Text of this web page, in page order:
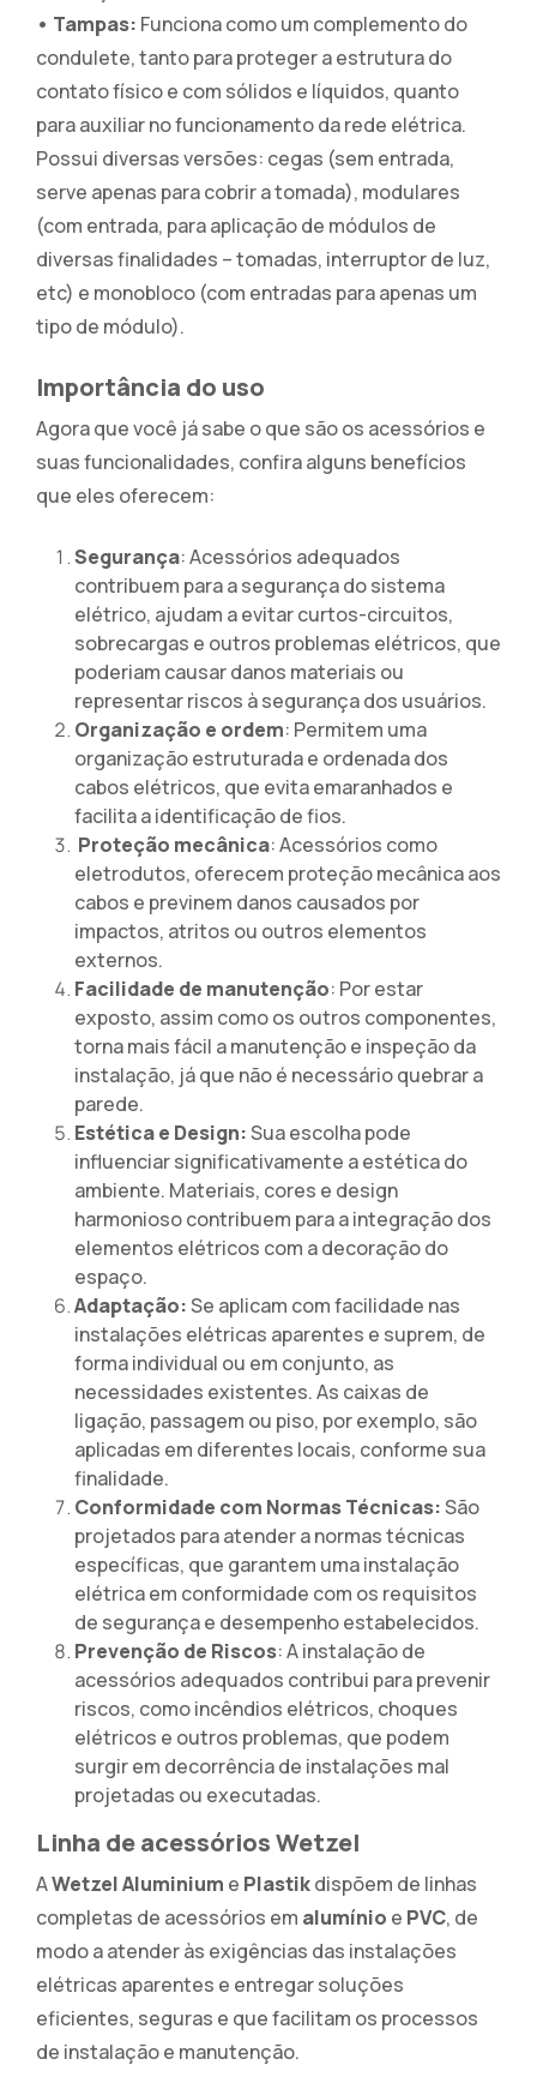
• Tampas: Funciona como um complemento do
condulete, tanto para proteger a estrutura do
contato físico e com sólidos e líquidos, quanto
para auxiliar no funcionamento da rede elétrica.
Possui diversas versões: cegas (sem entrada,
serve apenas para cobrir a tomada), modulares
(com entrada, para aplicação de módulos de
diversas finalidades – tomadas, interruptor de luz,
etc) e monobloco (com entradas para apenas um
tipo de módulo).
Importância do uso
Agora que você já sabe o que são os acessórios e
suas funcionalidades, confira alguns benefícios
que eles oferecem:
Segurança: Acessórios adequados
contribuem para a segurança do sistema
elétrico, ajudam a evitar curtos-circuitos,
sobrecargas e outros problemas elétricos, que
poderiam causar danos materiais ou
representar riscos à segurança dos usuários.
Organização e ordem: Permitem uma
organização estruturada e ordenada dos
cabos elétricos, que evita emaranhados e
facilita a identificação de fios.
Proteção mecânica: Acessórios como
eletrodutos, oferecem proteção mecânica aos
cabos e previnem danos causados por
impactos, atritos ou outros elementos
externos.
Facilidade de manutenção: Por estar
exposto, assim como os outros componentes,
torna mais fácil a manutenção e inspeção da
instalação, já que não é necessário quebrar a
parede.
Estética e Design:Sua escolha pode
influenciar significativamente a estética do
ambiente. Materiais, cores e design
harmonioso contribuem para a integração dos
elementos elétricos com a decoração do
espaço.
Adaptação:Se aplicam com facilidade nas
instalações elétricas aparentes e suprem, de
forma individual ou em conjunto, as
necessidades existentes. As caixas de
ligação, passagem ou piso, por exemplo, são
aplicadas em diferentes locais, conforme sua
finalidade.
Conformidade com Normas Técnicas:São
projetados para atender a normas técnicas
específicas, que garantem uma instalação
elétrica em conformidade com os requisitos
de segurança e desempenho estabelecidos.
Prevenção de Riscos: A instalação de
acessórios adequados contribui para prevenir
riscos, como incêndios elétricos, choques
elétricos e outros problemas, que podem
surgir em decorrência de instalações mal
projetadas ou executadas.
Linha de acessórios Wetzel
AWetzel Aluminium e Plastikdispõem de linhas
completas de acessórios em alumínio e PVC, de
modo a atender às exigências das instalações
elétricas aparentes e entregar soluções
eficientes, seguras e que facilitam os processos
de instalação e manutenção.